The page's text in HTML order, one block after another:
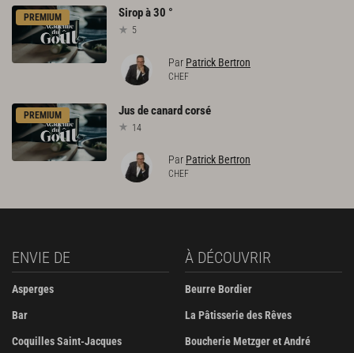
PREMIUM Siropà30 °
5
Par Patrick Bertron
CHEF
PREMIUM Jusdecanard corsé
14
Par Patrick Bertron
CHEF
ENVIE DE
Asperges
Bar
Coquilles Saint-Jacques
À DÉCOUVRIR
Beurre Bordier
La Pâtisserie des Rêves
Boucherie Metzger et André